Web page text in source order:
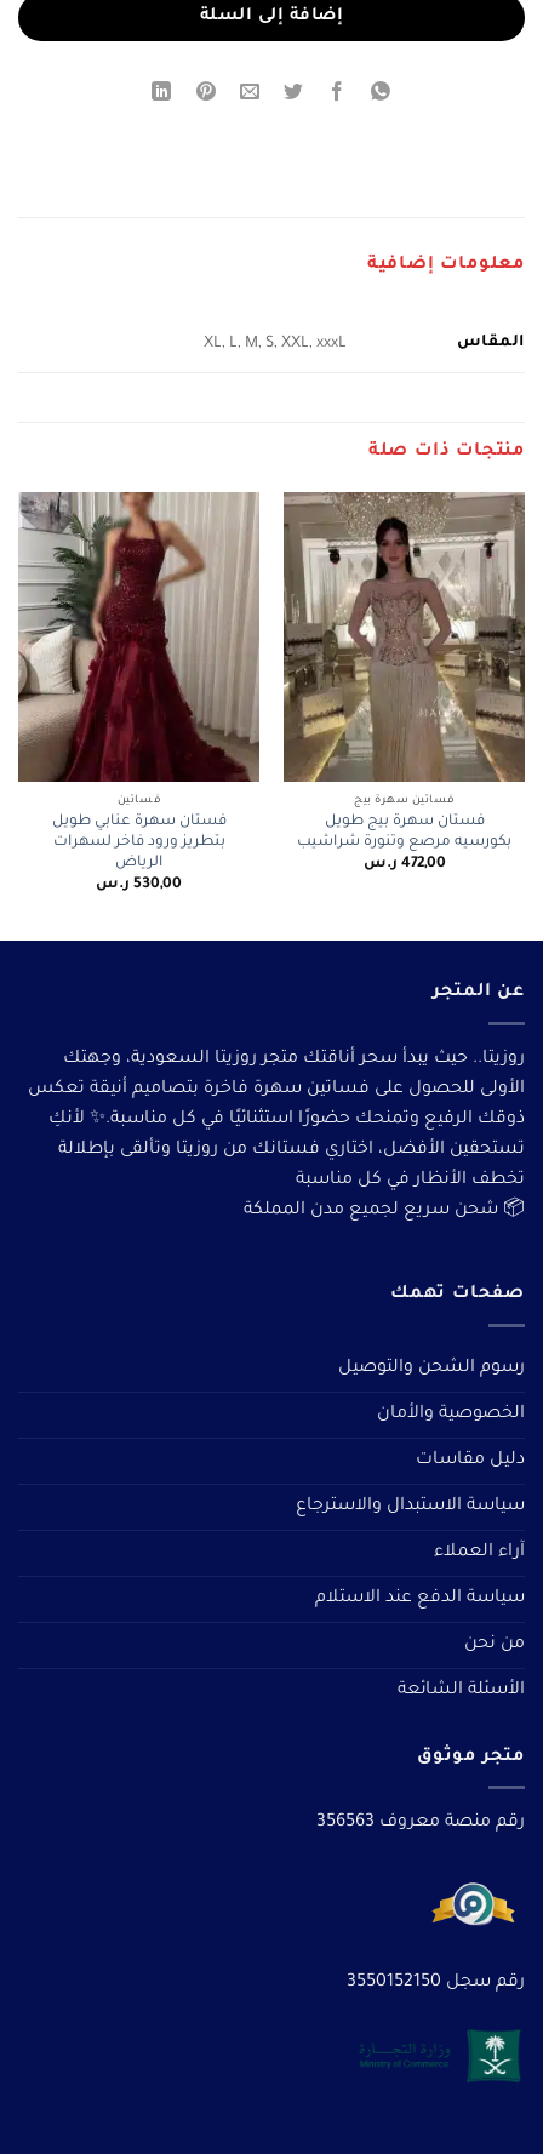
إضافة إلى السلة
معلومات إضافية
المقاس XL, L, M, S, XXL, xxxL
منتجات ذات صلة
فساتين سهرة بيج
فستان سهرة بيج طويل
بكورسيه مرصع وتنورة شراشيب
472,00 ر.س
فساتين
فستان سهرة عنابي طويل
بتطريز ورود فاخر لسهرات
الرياض
530,00 ر.س
عن المتجر
روزيتا.. حيث يبدأ سحر أناقتك متجر روزيتا السعودية، وجهتك
الأولى للحصول على فساتين سهرة فاخرة بتصاميم أنيقة تعكس
ذوقك الرفيع وتمنحك حضورًا استثنائيًا في كل مناسبة.✨ لأنكِ
تستحقين الأفضل، اختاري فستانك من روزيتا وتألقى بإطلالة
تخطف الأنظار في كل مناسبة
📦 شحن سريع لجميع مدن المملكة
صفحات تهمك
رسوم الشحن والتوصيل
الخصوصية والأمان
دليل مقاسات
سياسة الاستبدال والاسترجاع
آراء العملاء
سياسة الدفع عند الاستلام
من نحن
الأسئلة الشائعة
متجر موثوق
رقم منصة معروف 356563
رقم سجل 3550152150